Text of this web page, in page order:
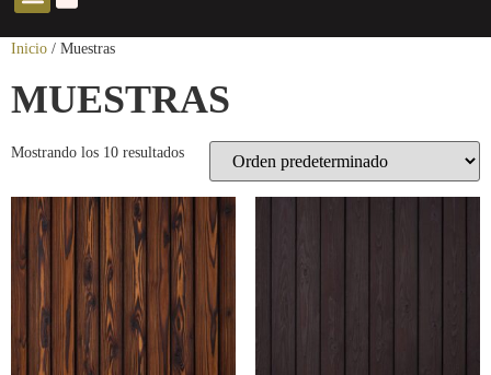
Inicio / Muestras
MUESTRAS
Mostrando los 10 resultados